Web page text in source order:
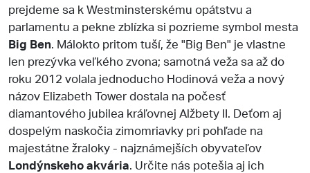
prejdeme sa k Westminsterskému opátstvu a
parlamentu a pekne zblízka si pozrieme symbol mesta
Big Ben. Málokto pritom tuší, že "Big Ben" je vlastne
len prezývka veľkého zvona; samotná veža sa až do
roku 2012 volala jednoducho Hodinová veža a nový
názov Elizabeth Tower dostala na počesť
diamantového jubilea kráľovnej Alžbety II. Deťom aj
dospelým naskočia zimomriavky pri pohľade na
majestátne žraloky - najznámejších obyvateľov
Londýnskeho akvária. Určite nás potešia aj ich